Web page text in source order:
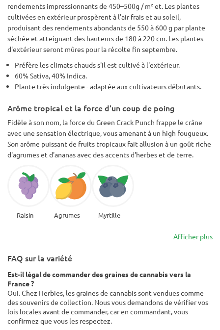
rendements impressionnants de 450–500g / m² et. Les plantes
cultivées en extérieur prospèrent à l'air frais et au soleil,
produisant des rendements abondants de 550 à 600 g par plante
séchée et atteignant des hauteurs de 180 à 220 cm. Les plantes
d'extérieur seront mûres pour la récolte fin septembre.
Préfère les climats chauds s'il est cultivé à l'extérieur.
60% Sativa, 40% Indica.
Plante très indulgente - adaptée aux cultivateurs débutants.
Arôme tropical et la force d'un coup de poing
Fidèle à son nom, la force du Green Crack Punch frappe le crâne
avec une sensation électrique, vous amenant à un high fougueux.
Son arôme puissant de fruits tropicaux fait allusion à un goût riche
d'agrumes et d'ananas avec des accents d'herbes et de terre.
Raisin Agrumes Myrtille
Afficher plus
FAQ sur la variété
Est-il légal de commander des graines de cannabis vers la
France ?
Oui. Chez Herbies, les graines de cannabis sont vendues comme
des souvenirs de collection. Nous vous demandons de vérifier vos
lois locales avant de commander, car en commandant, vous
confirmez que vous les respectez.